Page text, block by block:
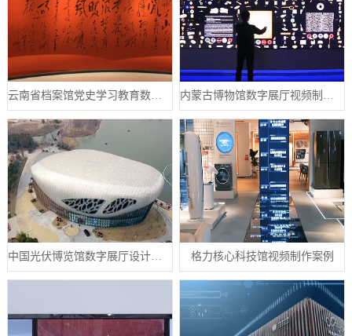
云南省档案馆党史学习教育数字展厅案例 内蒙古博物馆数字展厅视频制作宣传片案例
中国光伏博览馆数字展厅设计案例 格力核心科技馆视频制作案例